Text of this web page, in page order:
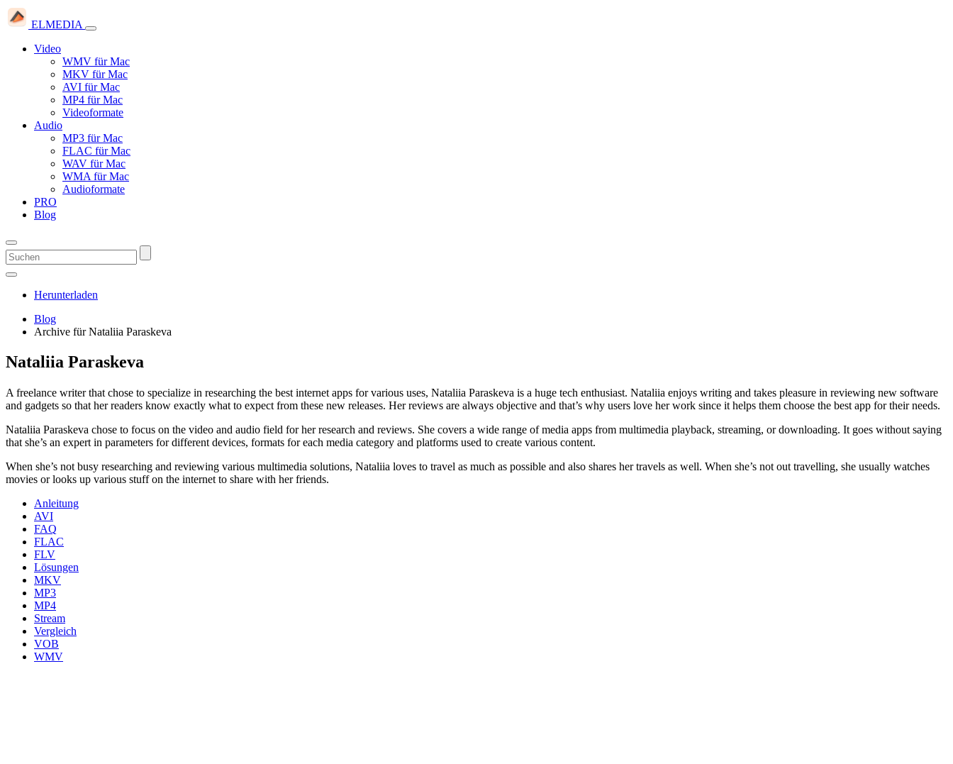
ELMEDIA
Video
WMV für Mac
MKV für Mac
AVI für Mac
MP4 für Mac
Videoformate
Audio
MP3 für Mac
FLAC für Mac
WAV für Mac
WMA für Mac
Audioformate
PRO
Blog
Herunterladen
Blog
Archive für Nataliia Paraskeva
Nataliia Paraskeva
A freelance writer that chose to specialize in researching the best internet apps for various uses, Nataliia Paraskeva is a huge tech enthusiast. Nataliia enjoys writing and takes pleasure in reviewing new software
and gadgets so that her readers know exactly what to expect from these new releases. Her reviews are always objective and that’s why users love her work since it helps them choose the best app for their needs.
Nataliia Paraskeva chose to focus on the video and audio field for her research and reviews. She covers a wide range of media apps from multimedia playback, streaming, or downloading. It goes without saying
that she’s an expert in parameters for different devices, formats for each media category and platforms used to create various content.
When she’s not busy researching and reviewing various multimedia solutions, Nataliia loves to travel as much as possible and also shares her travels as well. When she’s not out travelling, she usually watches
movies or looks up various stuff on the internet to share with her friends.
Anleitung
AVI
FAQ
FLAC
FLV
Lösungen
MKV
MP3
MP4
Stream
Vergleich
VOB
WMV